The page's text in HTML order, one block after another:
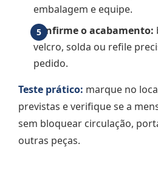
embalagem e equipe.
Confirme o acabamento:
velcro, solda ou refile
pedido.
Teste prático: marque no
previstas e verifique se a
sem bloquear circulação,
outras peças.